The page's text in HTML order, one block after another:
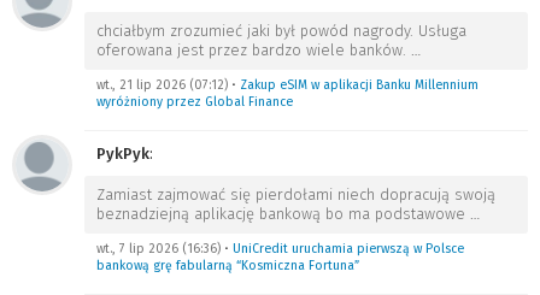
chciałbym zrozumieć jaki był powód nagrody. Usługa
oferowana jest przez bardzo wiele banków. …
wt., 21 lip 2026 (07:12) • Zakup eSIM w aplikacji Banku Millennium
wyróżniony przez Global Finance
PykPyk:
Zamiast zajmować się pierdołami niech dopracują swoją
beznadziejną aplikację bankową bo ma podstawowe …
wt., 7 lip 2026 (16:36) • UniCredit uruchamia pierwszą w Polsce
bankową grę fabularną “Kosmiczna Fortuna”